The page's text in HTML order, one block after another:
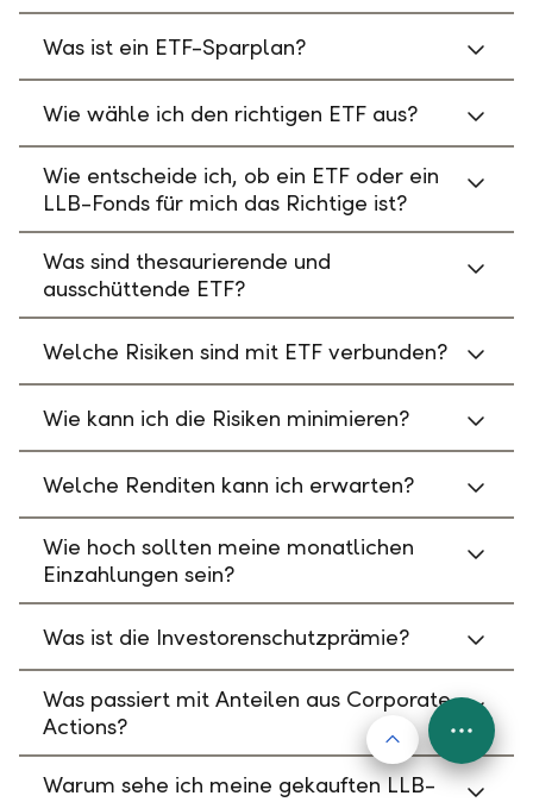
Was ist ein ETF-Sparplan?
Wie wähle ich den richtigen ETF aus?
Wie entscheide ich, ob ein ETF oder ein
LLB-Fonds für mich das Richtige ist?
Was sind thesaurierende und
ausschüttende ETF?
Welche Risiken sind mit ETF verbunden?
Wie kann ich die Risiken minimieren?
Welche Renditen kann ich erwarten?
Wie hoch sollten meine monatlichen
Einzahlungen sein?
Was ist die Investorenschutzprämie?
Was passiert mit Anteilen aus Corporate
Actions?
Warum sehe ich meine gekauften LLB-
Nach oben
FAB
Menu